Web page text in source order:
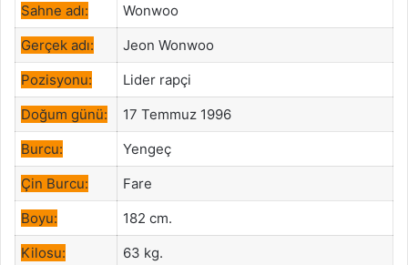
Sahne adı:
Wonwoo
Gerçek adı:
Jeon Wonwoo
Pozisyonu:
Lider rapçi
Doğum günü:
17 Temmuz 1996
Burcu:
Yengeç
Çin Burcu:
Fare
Boyu:
182 cm.
Kilosu:
63 kg.